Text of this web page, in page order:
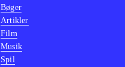
Bøger
Artikler
Film
Musik
Spil